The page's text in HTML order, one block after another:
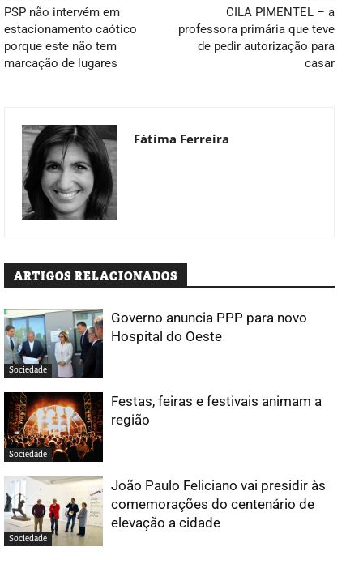
PSP não intervém em
estacionamento caótico
porque este não tem
marcação de lugares
CILA PIMENTEL – a
professora primária que teve
de pedir autorização para
casar
Fátima Ferreira
ARTIGOS RELACIONADOS
Sociedade
Governo anuncia PPP para novo
Hospital do Oeste
Sociedade
Festas, feiras e festivais animam a
região
Sociedade
João Paulo Feliciano vai presidir às
comemorações do centenário de
elevação a cidade